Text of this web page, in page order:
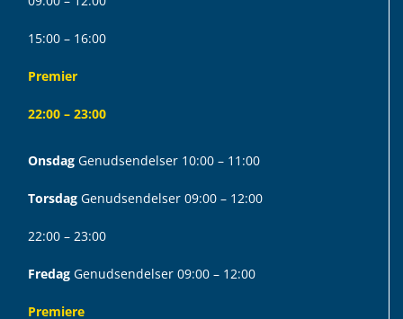
15:00 – 16:00
Premier
22:00 – 23:00
Onsdag Genudsendelser 10:00 – 11:00
Torsdag Genudsendelser 09:00 – 12:00
22:00 – 23:00
Fredag Genudsendelser 09:00 – 12:00
Premiere